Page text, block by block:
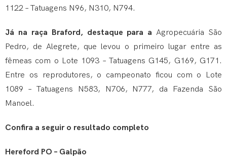
1122 – Tatuagens N96, N310, N794.
Já na raça Braford, destaque para aAgropecuária São
Pedro, de Alegrete, que levou o primeiro lugar entre as
fêmeas com o Lote 1093 – Tatuagens G145, G169, G171.
Entre os reprodutores, o campeonato ficou com o Lote
1089 – Tatuagens N583, N706, N777, da Fazenda São
Manoel.
Confira a seguir o resultado completo
Hereford PO – Galpão